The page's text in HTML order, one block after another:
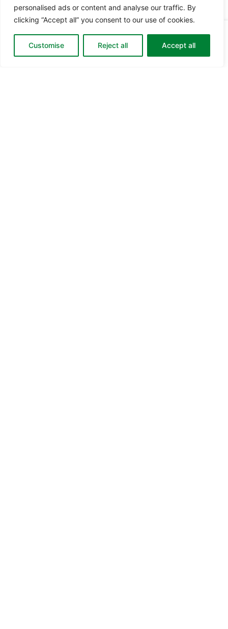
personalised ads or content and analyse our traffic. By
clicking “Accept all” you consent to our use of cookies.
Customise Reject all Accept all
Din
kurv:
0,00kr. 0
Go to checkout